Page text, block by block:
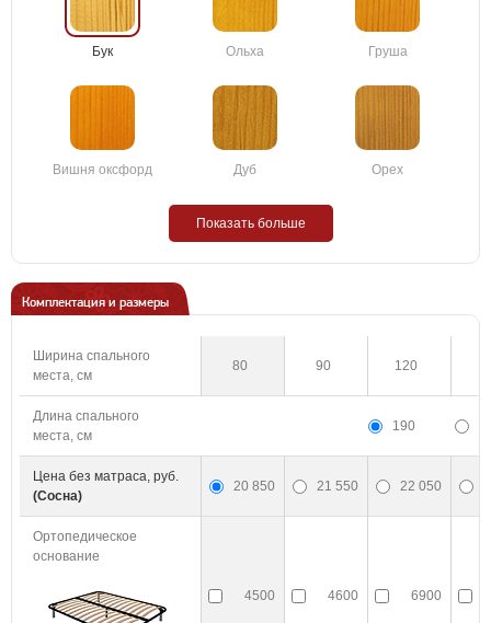
Бук Ольха Груша
Вишня оксфорд Дуб Орех
Показать больше
Комплектация и размеры
Ширина спального
места, см
80 90 120
Длина спального
места, см
190
Цена без матраса, руб.
(Сосна)
20 850 21 550 22 050
Ортопедическое
основание
4500 4600 6900